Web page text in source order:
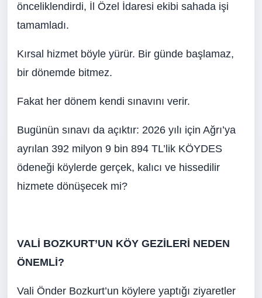
önceliklendirdi, İl Özel İdaresi ekibi sahada işi
tamamladı.
Kırsal hizmet böyle yürür. Bir günde başlamaz,
bir dönemde bitmez.
Fakat her dönem kendi sınavını verir.
Bugünün sınavı da açıktır: 2026 yılı için Ağrı’ya
ayrılan 392 milyon 9 bin 894 TL’lik KÖYDES
ödeneği köylerde gerçek, kalıcı ve hissedilir
hizmete dönüşecek mi?
VALİ BOZKURT’UN KÖY GEZİLERİ NEDEN
ÖNEMLİ?
Vali Önder Bozkurt’un köylere yaptığı ziyaretler